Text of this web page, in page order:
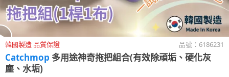
韓國製造 品質保證 品號： 6186231
Catchmop 多用途神奇拖把組合(有效除頑垢、硬化灰
塵、水垢)